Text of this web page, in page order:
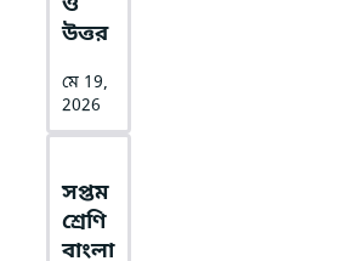
উত্তর
মে 19,
2026
সপ্তম
শ্রেণি
বাংলা